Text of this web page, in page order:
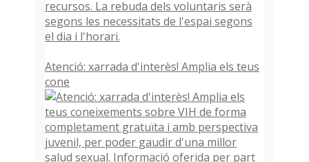
Atenció: xarrada d'interès! Amplia els teus
cone